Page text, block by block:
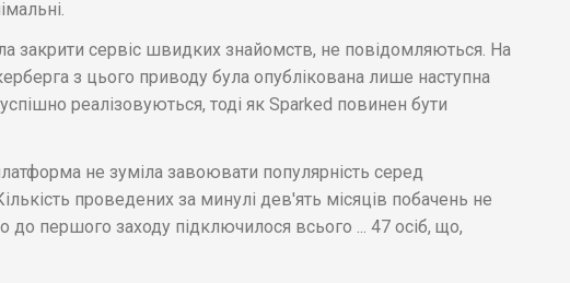
закрити сервіс швидких знайомств, не повідомляються. На
з цього приводу була опублікована лише наступна
реалізовуються, тоді як Sparked повинен бути
не зуміла завоювати популярність серед
проведених за минулі дев'ять місяців побачень не
до першого заходу підключилося всього ... 47 осіб, що,